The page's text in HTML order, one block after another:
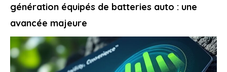
génération équipés de batteries auto : une
avancée majeure